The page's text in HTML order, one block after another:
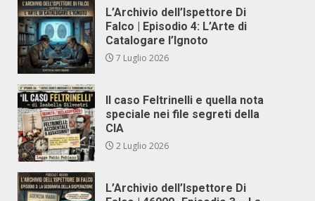
L’Archivio dell’Ispettore Di
Falco | Episodio 4: L’Arte di
Catalogare l’Ignoto
7 Luglio 2026
Il caso Feltrinelli e quella nota
speciale nei file segreti della
CIA
2 Luglio 2026
L’Archivio dell’Ispettore Di